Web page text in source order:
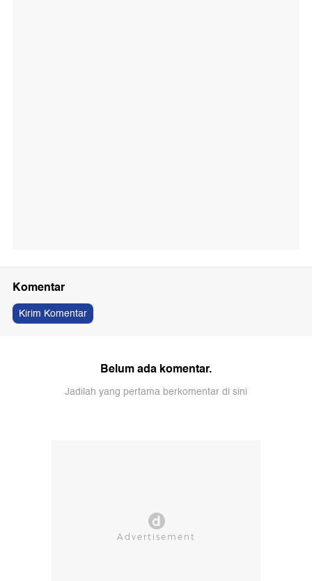
Komentar
Kirim Komentar
Belum ada komentar.
Jadilah yang pertama berkomentar di sini